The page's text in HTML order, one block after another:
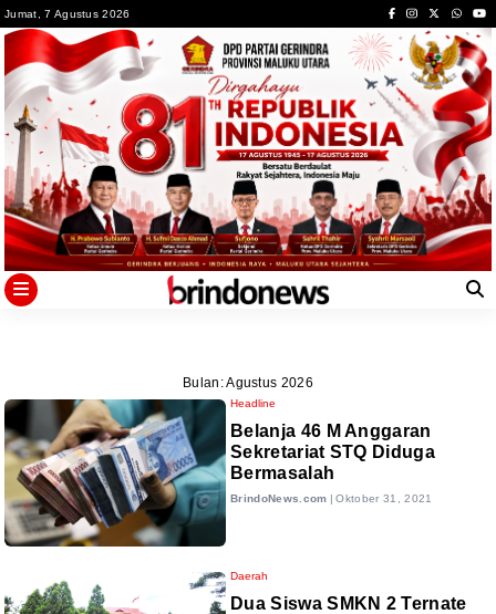
to
content
Jumat, 7 Agustus 2026
Bulan:Agustus 2026
Headline
Belanja 46 M Anggaran
Sekretariat STQ Diduga
Bermasalah
BrindoNews.com | Oktober 31, 2021
Daerah
Dua Siswa SMKN 2 Ternate